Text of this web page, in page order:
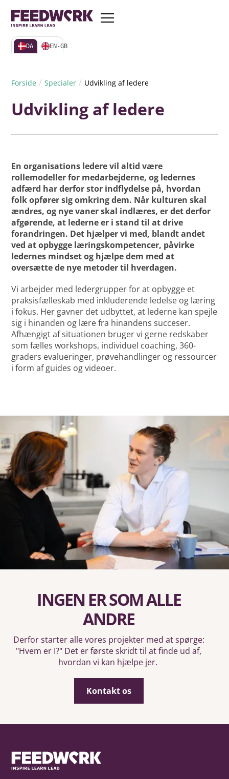
DA EN-GB
Forside / Specialer / Udvikling af ledere
Udvikling af ledere
En organisations ledere vil altid være
rollemodeller for medarbejderne, og ledernes
adfærd har derfor stor indflydelse på, hvordan
folk opfører sig omkring dem. Når kulturen skal
ændres, og nye vaner skal indlæres, er det derfor
afgørende, at lederne er i stand til at drive
forandringen. Det hjælper vi med, blandt andet
ved at opbygge læringskompetencer, påvirke
ledernes mindset og hjælpe dem med at
oversætte de nye metoder til hverdagen.
Vi arbejder med ledergrupper for at opbygge et
praksisfælleskab med inkluderende ledelse og læring
i fokus. Her gavner det udbyttet, at lederne kan spejle
sig i hinanden og lære fra hinandens succeser.
Afhængigt af situationen bruger vi gerne redskaber
som fælles workshops, individuel coaching, 360-
graders evalueringer, prøvehandlinger og ressourcer
i form af guides og videoer.
INGEN ER SOM ALLE
ANDRE
Derfor starter alle vores projekter med at spørge:
"Hvem er I?" Det er første skridt til at finde ud af,
hvordan vi kan hjælpe jer.
Kontakt os